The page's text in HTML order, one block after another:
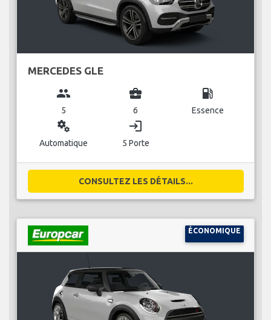
MERCEDES GLE
group
5
business_center
6
local_gas_station
Essence
miscellaneous_services
Automatique
login
5 Porte
CONSULTEZ LES DÉTAILS...
ÉCONOMIQUE